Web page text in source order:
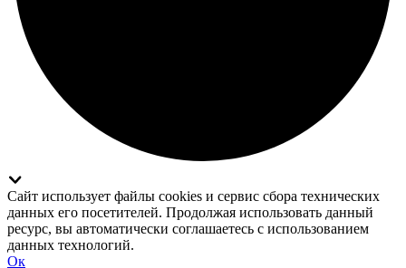
Сайт использует файлы cookies и сервис сбора технических
данных его посетителей. Продолжая использовать данный
ресурс, вы автоматически соглашаетесь с использованием
данных технологий.
Ок